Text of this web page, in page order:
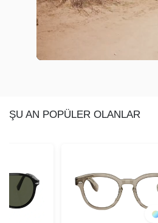
ŞU AN POPÜLER OLANLAR